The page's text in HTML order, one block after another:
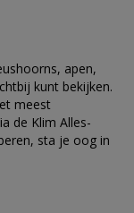
apen,
kunt bekijken.
meest
de Klim Alles-
sta je oog in